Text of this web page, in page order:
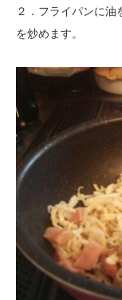
２．フライパンに
を炒めます。